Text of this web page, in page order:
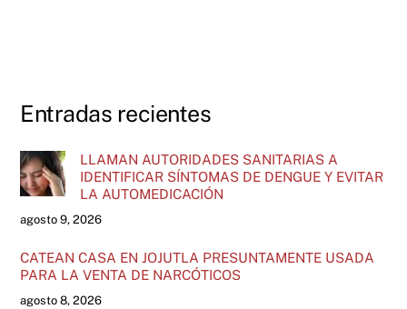
Entradas recientes
LLAMAN AUTORIDADES SANITARIAS A
IDENTIFICAR SÍNTOMAS DE DENGUE Y EVITAR
LA AUTOMEDICACIÓN
agosto 9, 2026
CATEAN CASA EN JOJUTLA PRESUNTAMENTE USADA
PARA LA VENTA DE NARCÓTICOS
agosto 8, 2026